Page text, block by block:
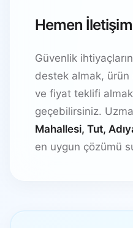
Hemen
Güvenlik
destek almak, ürün
ve fiyat teklifi
geçebilirsiniz.
Mahallesi, Tut,
en uygun çözümü